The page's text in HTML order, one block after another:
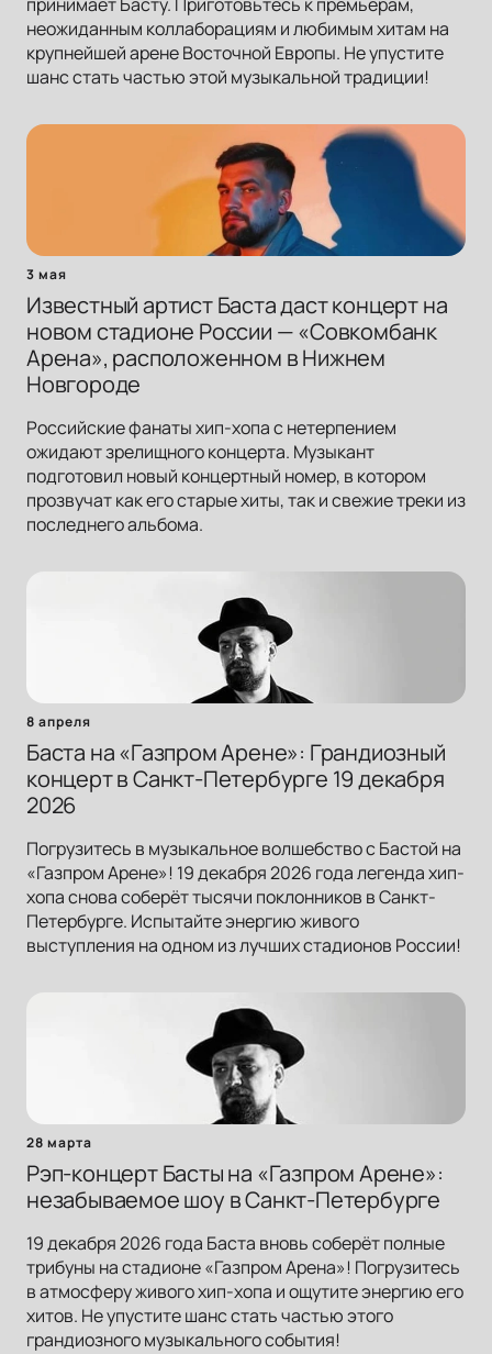
принимает Басту. Приготовьтесь к премьерам,
неожиданным коллаборациям и любимым хитам на
крупнейшей арене Восточной Европы. Не упустите
шанс стать частью этой музыкальной традиции!
3 мая
Известный артист Баста даст концерт на
новом стадионе России — «Совкомбанк
Арена», расположенном в Нижнем
Новгороде
Российские фанаты хип-хопа с нетерпением
ожидают зрелищного концерта. Музыкант
подготовил новый концертный номер, в котором
прозвучат как его старые хиты, так и свежие треки из
последнего альбома.
8 апреля
Баста на «Газпром Арене»: Грандиозный
концерт в Санкт-Петербурге 19 декабря
2026
Погрузитесь в музыкальное волшебство с Бастой на
«Газпром Арене»! 19 декабря 2026 года легенда хип-
хопа снова соберёт тысячи поклонников в Санкт-
Петербурге. Испытайте энергию живого
выступления на одном из лучших стадионов России!
28 марта
Рэп-концерт Басты на «Газпром Арене»:
незабываемое шоу в Санкт-Петербурге
19 декабря 2026 года Баста вновь соберёт полные
трибуны на стадионе «Газпром Арена»! Погрузитесь
в атмосферу живого хип-хопа и ощутите энергию его
хитов. Не упустите шанс стать частью этого
грандиозного музыкального события!